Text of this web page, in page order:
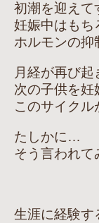
初潮を迎えて
妊娠中はもち
ホルモンの抑
月経が再び起
次の子供を妊
このサイクル
たしかに…
そう言われて
生涯に経験す